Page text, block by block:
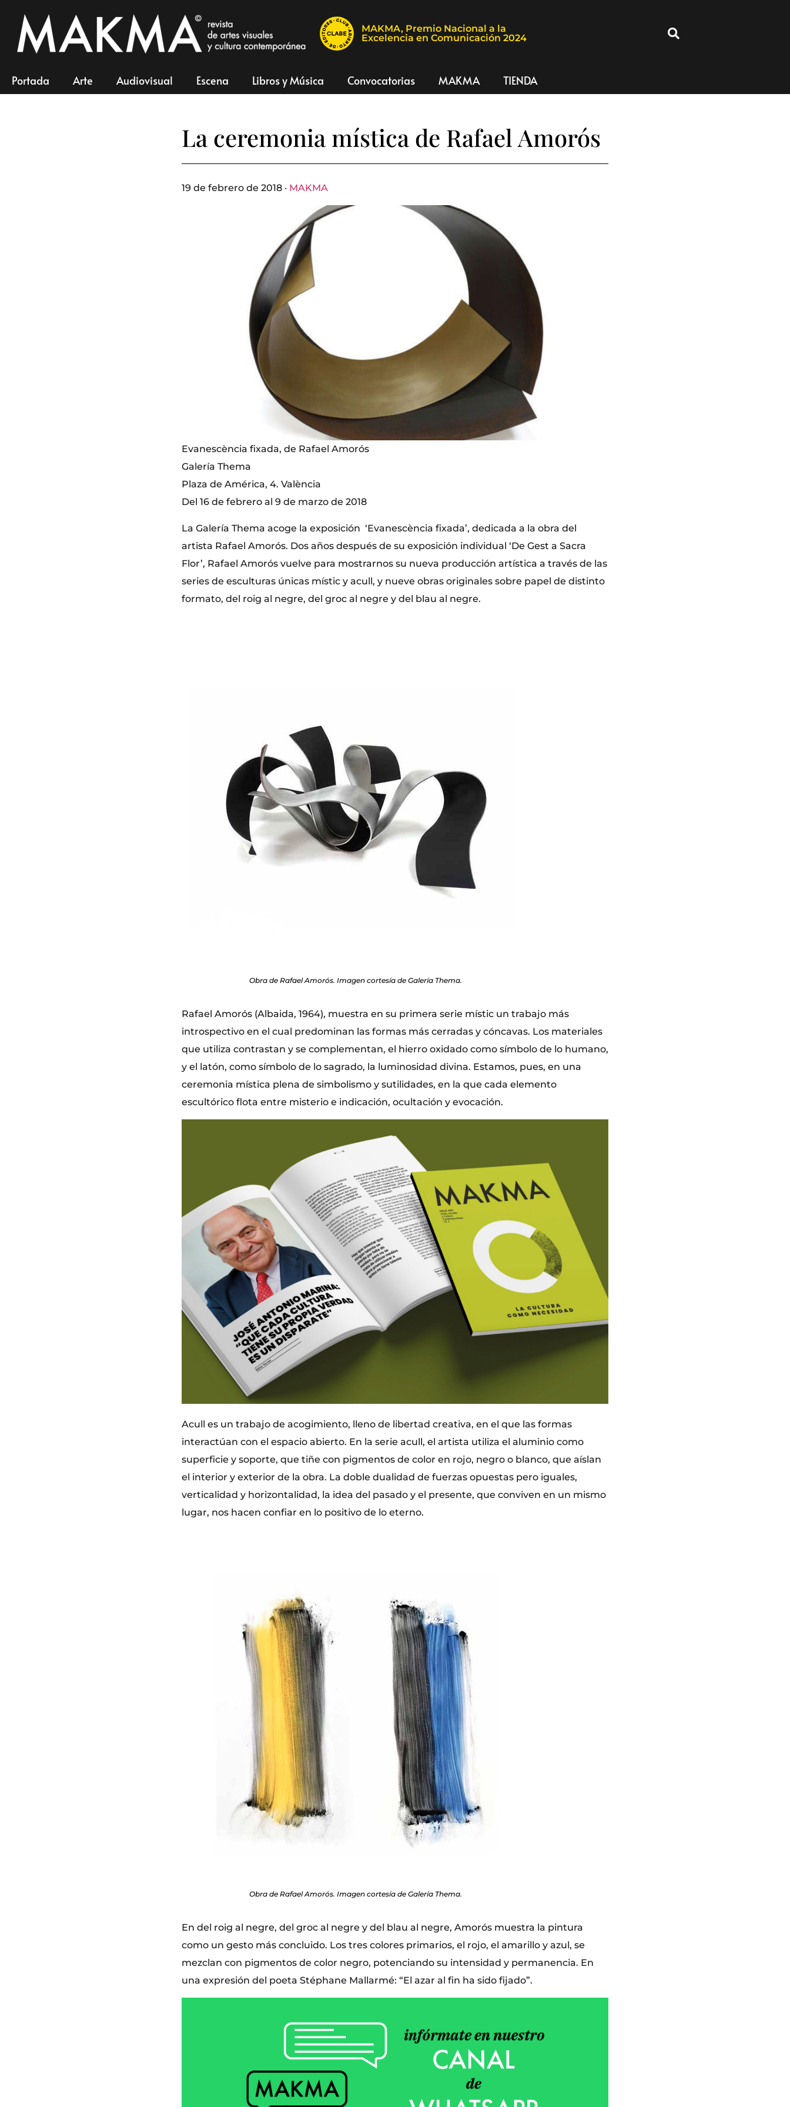
MAKMA, Premio Nacional a la
Excelencia en Comunicación 2024
Portada Arte Audiovisual Escena Libros y Música Convocatorias MAKMA TIENDA
La ceremonia mística de Rafael Amorós
19 de febrero de 2018 · MAKMA
Evanescència fixada, de Rafael Amorós
Galería Thema
Plaza de América, 4. València
Del 16 de febrero al 9 de marzo de 2018
La Galería Thema acoge la exposición ‘Evanescència fixada’, dedicada a la obra del
artista Rafael Amorós. Dos años después de su exposición individual ‘De Gest a Sacra
Flor’, Rafael Amorós vuelve para mostrarnos su nueva producción artística a través de las
series de esculturas únicas místic y acull, y nueve obras originales sobre papel de distinto
formato, del roig al negre, del groc al negre y del blau al negre.
Obra de Rafael Amorós. Imagen cortesía de Galería Thema.
Rafael Amorós (Albaida, 1964), muestra en su primera serie místic un trabajo más
introspectivo en el cual predominan las formas más cerradas y cóncavas. Los materiales
que utiliza contrastan y se complementan, el hierro oxidado como símbolo de lo humano,
y el latón, como símbolo de lo sagrado, la luminosidad divina. Estamos, pues, en una
ceremonia mística plena de simbolismo y sutilidades, en la que cada elemento
escultórico flota entre misterio e indicación, ocultación y evocación.
Acull es un trabajo de acogimiento, lleno de libertad creativa, en el que las formas
interactúan con el espacio abierto. En la serie acull, el artista utiliza el aluminio como
superficie y soporte, que tiñe con pigmentos de color en rojo, negro o blanco, que aíslan
el interior y exterior de la obra. La doble dualidad de fuerzas opuestas pero iguales,
verticalidad y horizontalidad, la idea del pasado y el presente, que conviven en un mismo
lugar, nos hacen confiar en lo positivo de lo eterno.
Obra de Rafael Amorós. Imagen cortesía de Galería Thema.
En del roig al negre, del groc al negre y del blau al negre, Amorós muestra la pintura
como un gesto más concluido. Los tres colores primarios, el rojo, el amarillo y azul, se
mezclan con pigmentos de color negro, potenciando su intensidad y permanencia. En
una expresión del poeta Stéphane Mallarmé: “El azar al fin ha sido fijado”.